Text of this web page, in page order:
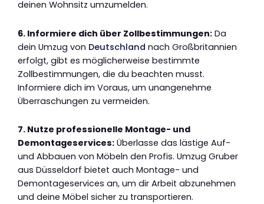
deinen Wohnsitz umzumelden.
6. Informiere dich über Zollbestimmungen: Da
dein Umzug von Deutschland nach Großbritannien
erfolgt, gibt es möglicherweise bestimmte
Zollbestimmungen, die du beachten musst.
Informiere dich im Voraus, um unangenehme
Überraschungen zu vermeiden.
7. Nutze professionelle Montage- und
Demontageservices: Überlasse das lästige Auf-
und Abbauen von Möbeln den Profis. Umzug Gruber
aus Düsseldorf bietet auch Montage- und
Demontageservices an, um dir Arbeit abzunehmen
und deine Möbel sicher zu transportieren.